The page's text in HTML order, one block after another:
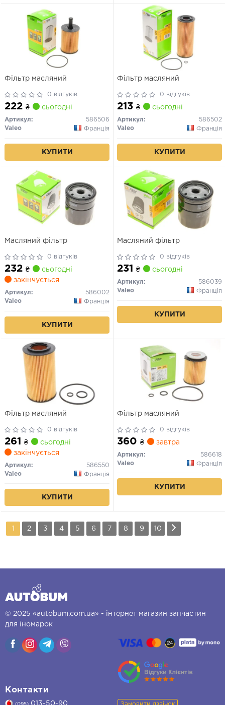
Фільтр масляний
0 відгуків
222 ₴ сьогодні
Артикул:
586506
Valeo
Франція
КУПИТИ
Фільтр масляний
0 відгуків
213 ₴ сьогодні
Артикул:
586502
Valeo
Франція
КУПИТИ
Масляний фільтр
0 відгуків
232 ₴
сьогодні
закінчується
Артикул:
586002
Valeo
Франція
КУПИТИ
Масляний фільтр
0 відгуків
231 ₴ сьогодні
Артикул:
586039
Valeo
Франція
КУПИТИ
Фільтр масляний
0 відгуків
261 ₴
сьогодні
закінчується
Артикул:
586550
Valeo
Франція
КУПИТИ
Фільтр масляний
0 відгуків
360 ₴ завтра
Артикул:
586618
Valeo
Франція
КУПИТИ
1 2 3 4 5 6 7 8 9 10
© 2025 «autobum.com.ua» - інтернет магазин запчастин
для іномарок
Контакти
013-50-90